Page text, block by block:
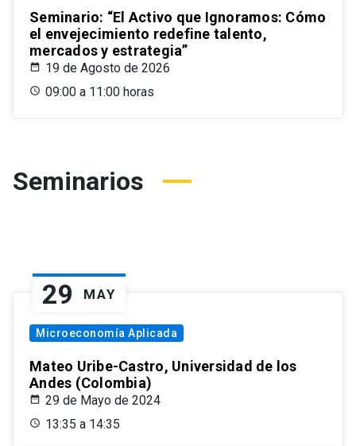
Seminario: “El Activo que Ignoramos: Cómo
el envejecimiento redefine talento,
mercados y estrategia”
19 de Agosto de 2026
09:00 a 11:00 horas
Seminarios
29 MAY
Microeconomía Aplicada
Mateo Uribe-Castro, Universidad de los
Andes (Colombia)
29 de Mayo de 2024
13:35 a 14:35